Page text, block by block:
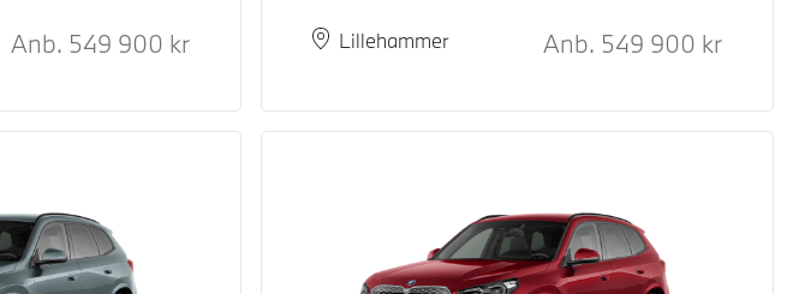
Kontantpris
Anb. 549 900 kr PlassLillehammer
Leveringstid Kontantpris
Anb. 549 900 kr